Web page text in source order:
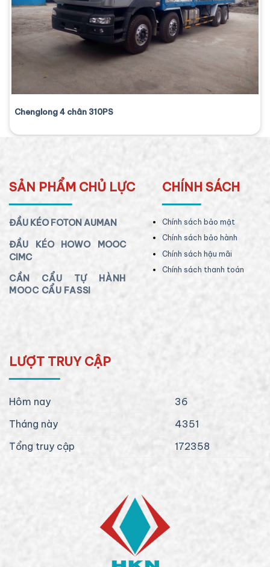
Chenglong 4 chân 310PS
SẢN PHẨM CHỦ LỰC
ĐẦU KÉO FOTON AUMAN
ĐẦU KÉO HOWO MOOC
CIMC
CẦN CẨU TỰ HÀNH
MOOC CẨU FASSI
CHÍNH SÁCH
Chính sách bảo mật
Chính sách bảo hành
Chính sách hậu mãi
Chính sách thanh toán
LƯỢT TRUY CẬP
Hôm nay
36
Tháng này
4351
Tổng truy cập
172358